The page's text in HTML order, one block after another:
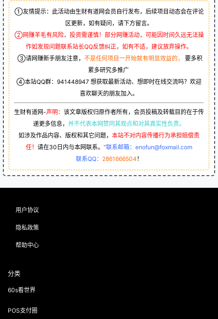
①友情提示：此活动由生财有道网会员自行发布，后续项目动态会在评论
区更新，如有疑问，请下方留言。
②网赚羊毛有风险，投资需谨慎！部分网赚活动，可能因时间久远无法操
作如发现问题联系站长QQ反馈纠正，如有不适，建议放弃操作。
③请网赚新手朋友注意， 不是任何项目一开始就有明显效益的，
要多积
累多研究多推广
④本站QQ群： 941448947 想获取最新活动、想即时在线交流吗？欢迎
喜欢聊天的朋友加入。
生财有道网-声明： 该文章版权归原作者所有，会员投稿及转载目的在于传
递更多信息， 并不代表本网赞同其观点和对其真实性负责。
如涉及作品内容、版权和其它问题， 本站不对内容传播行为承担赔偿责
任！ 请在30日内与本网联系。 “联系邮箱：enofun@foxmail.com
联系QQ： 2861666504 ！
用户协议
隐私政策
帮助中心
分类
60s看世界
POS支付圈